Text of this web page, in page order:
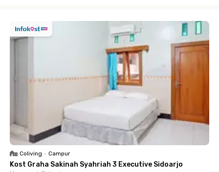
Coliving • Campur
Kost Graha Sakinah Syahriah 3 Executive Sidoarjo